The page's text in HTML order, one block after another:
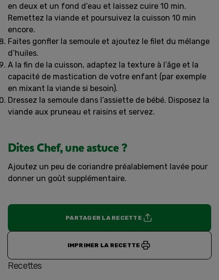
en deux et un fond d’eau et laissez cuire 10 min.
Remettez la viande et poursuivez la cuisson 10 min
encore.
Faites gonfler la semoule et ajoutez le filet du mélange
d’huiles.
A la fin de la cuisson, adaptez la texture à l’âge et la
capacité de mastication de votre enfant (par exemple
en mixant la viande si besoin).
Dressez la semoule dans l’assiette de bébé. Disposez la
viande aux pruneau et raisins et servez.
Dites Chef, une astuce ?
Ajoutez un peu de coriandre préalablement lavée pour
donner un goût supplémentaire.
PARTAGER LA RECETTE
IMPRIMER LA RECETTE
Recettes